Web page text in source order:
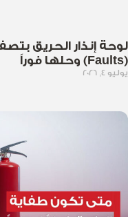
لوحة إنذار الحريق
(Faults) وحلها فوراً
يوليو 4, 2026